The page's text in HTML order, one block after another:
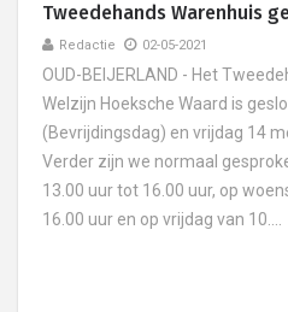
Tweedehands Warenhuis
Redactie 02-05-2021
​​OUD-BEIJERLAND - Het
Welzijn Hoeksche Waard is
(Bevrijdingsdag) en vrijdag 14
Verder zijn we normaal
13.00 uur tot 16.00 uur, op
16.00 uur en op vrijdag van 10....